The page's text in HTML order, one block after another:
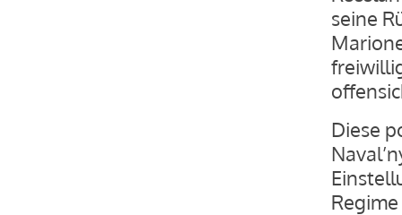
seine
Diese